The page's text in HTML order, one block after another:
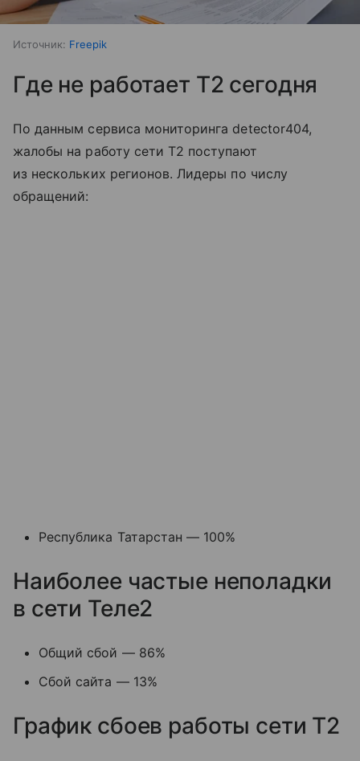
Источник: Freepik
Где не работает T2 сегодня
По данным сервиса мониторинга detector404,
жалобы на работу сети T2 поступают
из нескольких регионов. Лидеры по числу
обращений:
Республика Татарстан — 100%
Наиболее частые неполадки
в сети Теле2
Общий сбой — 86%
Сбой сайта — 13%
График сбоев работы сети T2